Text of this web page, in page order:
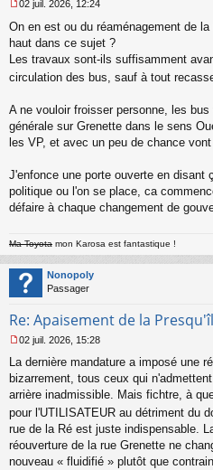
l
u
e
s
g
n
o
l
02 juil. 2026, 12:24
On en est ou du réaménagement de
haut dans ce sujet ?
Les travaux sont-ils suffisamment
circulation des bus, sauf à tout
A ne vouloir froisser personne, les
générale sur Grenette dans le sens
les VP, et avec un peu de chance
J'enfonce une porte ouverte en disant
politique ou l'on se place, ca
défaire à chaque changement de
Ma Toyota mon Karosa est fantastique !
Nonopoly
Passager
Re: Apaisement de la
e
s
s
g
e
n
o
02 juil. 2026, 15:28
La dernière mandature a imposé une
bizarrement, tous ceux qui
arrière inadmissible. Mais fichtre, à
pour l'UTILISATEUR au détriment du
rue de la Ré est juste indispensable.
réouverture de la rue Grenette ne
nouveau « fluidifié » plutôt que